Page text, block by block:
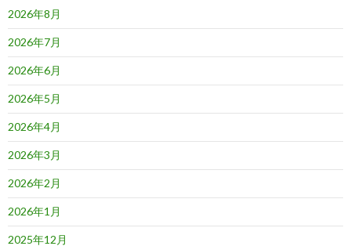
2026年8月
2026年7月
2026年6月
2026年5月
2026年4月
2026年3月
2026年2月
2026年1月
2025年12月